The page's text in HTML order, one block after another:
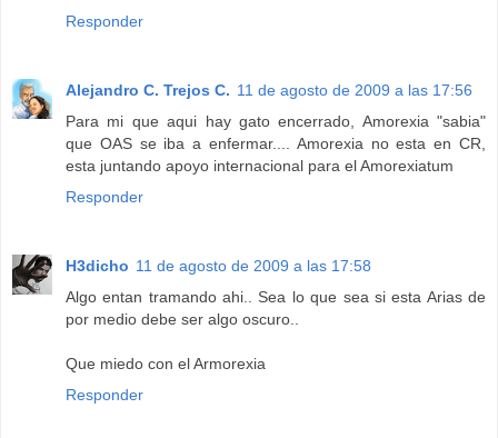
Responder
Alejandro C. Trejos C. 11 de agosto de 2009 a las 17:56
Para mi que aqui hay gato encerrado, Amorexia "sabia"
que OAS se iba a enfermar.... Amorexia no esta en CR,
esta juntando apoyo internacional para el Amorexiatum
Responder
H3dicho 11 de agosto de 2009 a las 17:58
Algo entan tramando ahi.. Sea lo que sea si esta Arias de
por medio debe ser algo oscuro..
Que miedo con el Armorexia
Responder